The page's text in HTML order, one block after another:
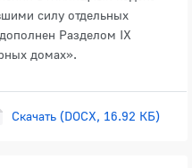
силу отдельных
Разделом IX
домах».
Скачать (DOCX, 16.92 КБ)